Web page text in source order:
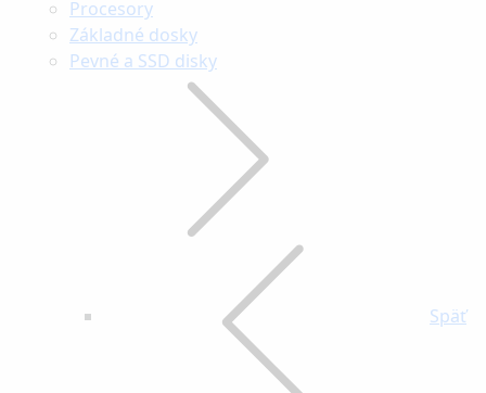
Procesory
Základné dosky
Pevné a SSD disky
Späť